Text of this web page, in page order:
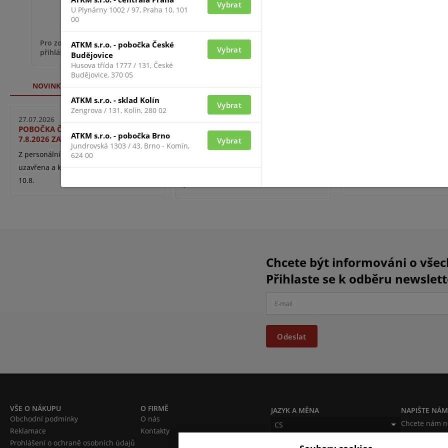
Pro zobrazení informací je nutné být
přihlášený
Pro zobrazení informací je nutné být
přihlášený
NOVINKY WEBU
27.07.2026
POBOČKA ČESKÉ BUDĚJOVICE DO
7.8.2026 ZAVŘENA
Z personálních důvodů je pobočka
uzavřena a k dispozici budeme opět
10.8.
UNIVIEW NOVÝ EZ CLOUD
Sjednocený pracovního prostoru, alarmy
webu, rychlé přepínání kamer, vše v
Chcete být informováni o
Přihlaste se k odběru
Odeslat
VŠE O NÁKUPU
Obchodní podmínky
Reklamace
Prohlášení o ochraně osobních údajů
O FIRMĚ
O nás
Kontakty
JAZYK A MĚNA
CS
CZK (Kč)
NAPIŠTE NÁM
Chcete nám
produktech
U Plynárny 1002 / 97, Praha 10, 101
00
Vybrat
ATKM s.r.o. - pobočka České
Budějovice
Husova třída 1777 / 131, České
Budějovice, 370 05
Vybrat
ATKM s.r.o. - sklad Kolín
Zengrova / 131, Kolín, 280 02
Vybrat
ATKM s.r.o. - pobočka Brno
Jundrovská 1303 / 43, Brno - Komín,
624 00
Vybrat